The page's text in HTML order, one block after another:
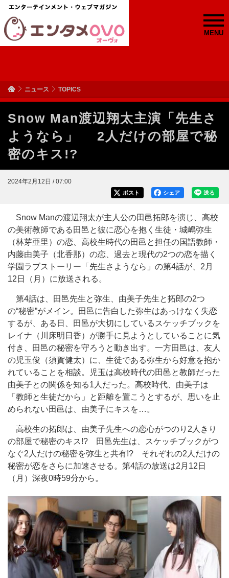
MENU
ニュース TOPICS
Snow Man渡辺翔太主演「先生さ
ようなら」 2人だけの部屋で秘
密のキス!?
2024年2月12日 / 07:00
送る
シェア
ポスト
Snow Manの渡辺翔太が主人公の田邑拓郎を演じ、高校
の美術教師である田邑と彼に恋心を抱く生徒・城嶋弥生
（林芽亜里）の恋、高校生時代の田邑と担任の国語教師・
内藤由美子（北香那）の恋、過去と現代の2つの恋を描く
学園ラブストーリー「先生さようなら」の第4話が、2月
12日（月）に放送される。
第4話は、田邑先生と弥生、由美子先生と拓郎の2つ
の“秘密”がメイン。田邑に告白した弥生はあっけなく失恋
するが、ある日、田邑が大切にしているスケッチブックを
レイナ（川床明日香）が勝手に見ようとしていることに気
付き、田邑の秘密を守ろうと動き出す。一方田邑は、友人
の児玉俊（須賀健太）に、生徒である弥生から好意を抱か
れていることを相談。児玉は高校時代の田邑と教師だった
由美子との関係を知る1人だった。高校時代、由美子は
「教師と生徒だから」と距離を置こうとするが、思いを止
められない田邑は、由美子にキスを…。
高校生の拓郎は、由美子先生への恋心がつのり2人きり
の部屋で秘密のキス!? 田邑先生は、スケッチブックがつ
なぐ2人だけの秘密を弥生と共有!? それぞれの2人だけの
秘密が恋をさらに加速させる。第4話の放送は2月12日
（月）深夜0時59分から。